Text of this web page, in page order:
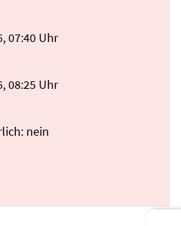
07:40 Uhr
08:25 Uhr
nein